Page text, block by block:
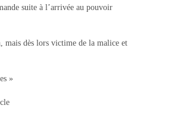
suite à l’arrivée au pouvoir
mais dès lors victime de la malice et
»